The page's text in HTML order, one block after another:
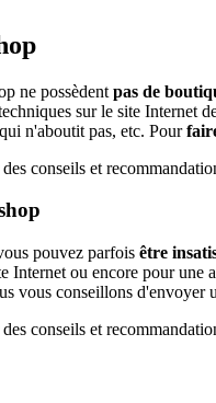
ne possèdent pas de
sur le site
n'aboutit pas, etc. Pour
conseils et
pouvez parfois être
Internet ou encore pour
vous conseillons d'envoyer
conseils et